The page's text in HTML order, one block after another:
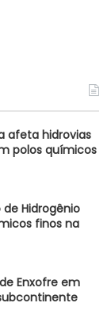
afeta hidrovias
polos químicos
Hidrogênio
finos na
Enxofre em